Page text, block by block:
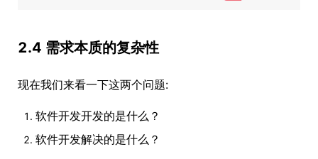
2.4 需求本质的复杂性
现在我们来看一下这两个问题:
软件开发开发的是什么？
软件开发解决的是什么？